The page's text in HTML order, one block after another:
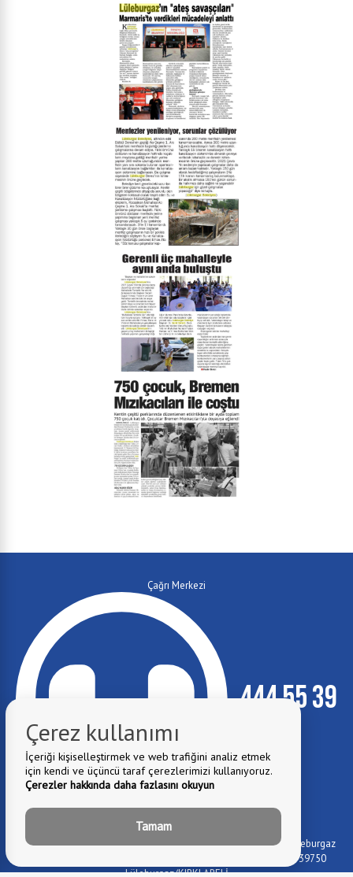
Çağrı Merkezi
444 55 39
E-Mail:info@luleburgaz.bel.tr
Belediye Adresi:İstiklal Mahallesi Özgürlük Caddesi No:115 - Lüleburgaz
Yıldızları Sanat Akademisi (Lüleburgaz Devlet Hastanesi yanı) 39750
Lüleburgaz/KIRKLARELİ
Çerez kullanımı
İçeriği kişiselleştirmek ve web trafiğini analiz etmek
için kendi ve üçüncü taraf çerezlerimizi kullanıyoruz.
Çerezler hakkında daha fazlasını okuyun
Tamam